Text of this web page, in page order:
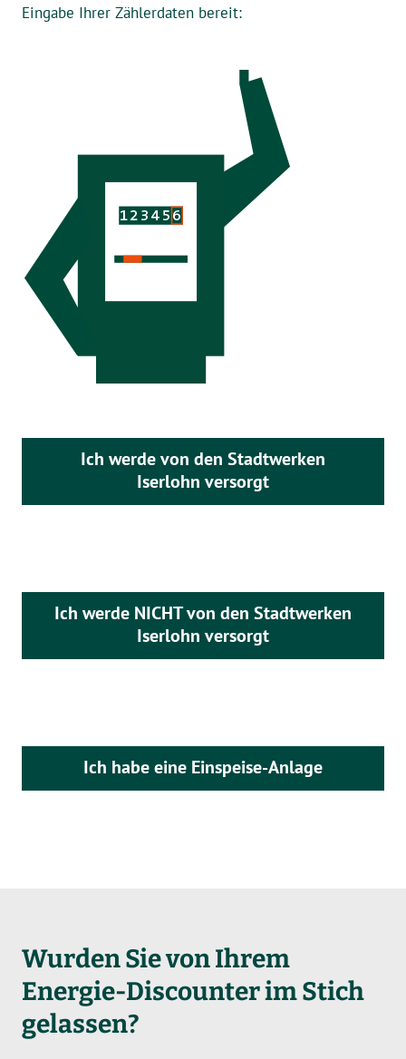
Eingabe Ihrer Zählerdaten bereit:
Ich werde von den Stadtwerken
Iserlohn versorgt
Ich werde NICHT von den Stadtwerken
Iserlohn versorgt
Ich habe eine Einspeise-Anlage
Wurden Sie von Ihrem
Energie-Discounter im Stich
gelassen?